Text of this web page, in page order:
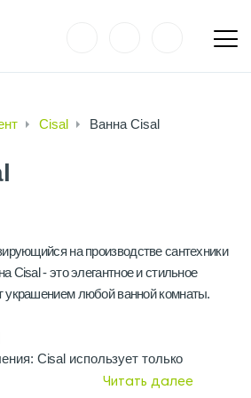
Cisal Ванна Cisal
на производстве сантехники
Cisal - это элегантное и стильное
украшением любой ванной комнаты.
Cisal использует только
при изготовлении своих
Читать далее